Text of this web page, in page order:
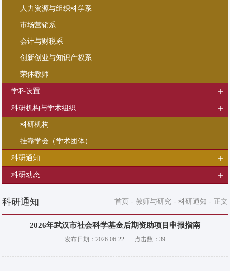
人力资源与组织科学系
市场营销系
会计与财税系
创新创业与知识产权系
荣休教师
学科设置
科研机构与学术组织
科研机构
挂靠学会（学术团体）
科研通知
科研动态
科研通知 首页 - 教师与研究- 科研通知 - 正文
2026年武汉市社会科学基金后期资助项目申报指南
发布日期： 2026-06-22 点击数： 39